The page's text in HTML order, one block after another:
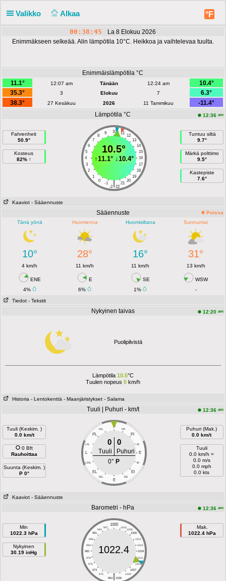
Valikko Alkaa °F
00:38:45
La 8 Elokuu 2026
Enimmäkseen selkeää. Alin lämpötila 10°C. Heikkoa ja vaihtelevaa tuulta.
Enimmäislämpötila °C
11.1°
12:07 am Tänään 12:24 am
10.4°
35.3°
3 Elokuu 7
6.3°
38.3°
27 Kesäkuu 2026 11 Tammikuu
-11.4°
Lämpötila °C
12:36 am
Fahrenheit
50.9°
Kosteus
82% ↑
10
9 11
8
12
7
13
6
14
5
15
4
16
3
17
2
18
1
19
0
20
-1 21
|
-2 22
10.5°
↑11.1°↓10.4°
Tuntuu siltä
9.7°
Märkä polttimo
9.5°
Kastepiste
7.6°
Kaaviot - Sääennuste
Sääennuste
Poissa
Tänä yönä
Huomenna Huomisiltana Sunnuntai
10° 28° 16° 31°
4 km/h 11 km/h 11 km/h 13 km/h
ENE E SE
WSW
4%
6% 1%
-
Tiedot - Tekstit
Nykyinen taivas 12:20 am
Puolipilvistä
Lämpötila 10.5°C
Tuulen nopeus 0km/h
Historia - Lentokenttä - Maanjäristykset - Salama
Tuuli | Puhuri - km/t 12:36 am
Tuuli (Keskim. )
0.0 km/t
0 Bft
Rauhoittaa
Suunta (Keskim. )
P 0°
P
PPL PPI
PL PI
LPL IPI
L E
LESL IEI
EL EI
EEL EEI
E
0 0
Tuuli
Puhuri
0° P
Puhuri (Mak.)
0.0 km/t
Tuuli
0.0 km/h =
0.0 m/s
0.0 mph
0.0 kts
Kaaviot - Sääennuste
Barometri - hPa 12:36 am
Min
1022.3 hPa
Nykyinen
30.19 inHg
1000
997 1003
994
1006
991
1009
988
1012
985
1015
982
1018
979
1021
976
1024
973
1027
970
1030
|
964 1036
1022.4
Mak.
1022.4 hPa